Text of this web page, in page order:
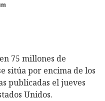
75 millones de
sitúa por encima de los
publicadas el jueves
Unidos.